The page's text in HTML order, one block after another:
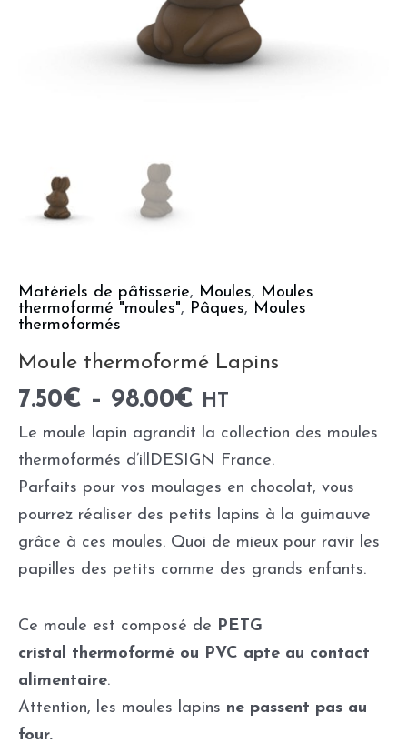
Matériels de pâtisserie, Moules, Moules
thermoformé "moules", Pâques, Moules
thermoformés
Moule thermoformé Lapins
7.50€ – 98.00€ HT
Le moule lapin agrandit la collection des moules
thermoformés d’illDESIGN France.
Parfaits pour vos moulages en chocolat, vous
pourrez réaliser des petits lapins à la guimauve
grâce à ces moules. Quoi de mieux pour ravir les
papilles des petits comme des grands enfants.
Ce moule est composé de PETG
cristal thermoformé ou PVC apte au contact
alimentaire.
Attention, les moules lapins ne passent pas au
four.